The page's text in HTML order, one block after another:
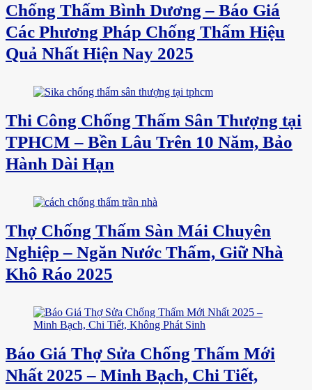
Chống Thấm Bình Dương – Báo Giá
Các Phương Pháp Chống Thấm Hiệu
Quả Nhất Hiện Nay 2025
Thi Công Chống Thấm Sân Thượng tại
TPHCM – Bền Lâu Trên 10 Năm, Bảo
Hành Dài Hạn
Thợ Chống Thấm Sàn Mái Chuyên
Nghiệp – Ngăn Nước Thấm, Giữ Nhà
Khô Ráo 2025
Báo Giá Thợ Sửa Chống Thấm Mới
Nhất 2025 – Minh Bạch, Chi Tiết,